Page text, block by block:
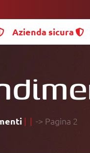
Azienda sicura
-> Pagina 2